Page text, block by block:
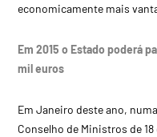
economicamente mais
Em 2015 o Estado poderá
mil euros
Em Janeiro deste ano,
Conselho de Ministros de